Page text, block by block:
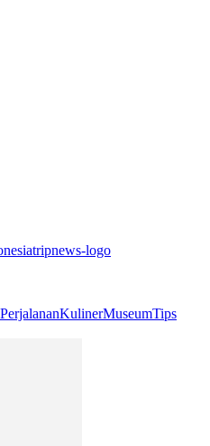
KulinerMuseumTips